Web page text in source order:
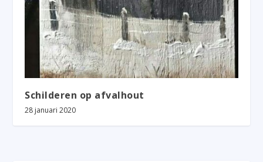
Schilderen op afvalhout
28 januari 2020